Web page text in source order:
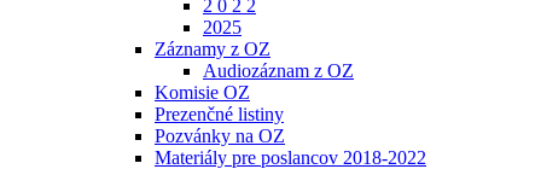
2 0 2 2
2025
Záznamy z OZ
Audiozáznam z OZ
Komisie OZ
Prezenčné listiny
Pozvánky na OZ
Materiály pre poslancov 2018-2022